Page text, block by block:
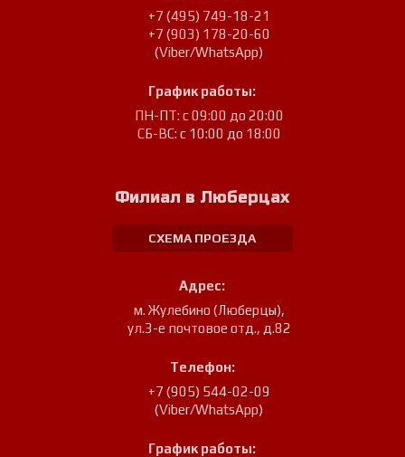
+7 (495) 749-18-21
+7 (903) 178-20-60
(Viber/WhatsApp)
График работы:
ПН-ПТ: с 09:00 до 20:00
СБ-ВС: с 10:00 до 18:00
Филиал в Люберцах
СХЕМА ПРОЕЗДА
Адрес:
м. Жулебино (Люберцы),
ул.3-е почтовое отд., д.82
Телефон:
+7 (905) 544-02-09
(Viber/WhatsApp)
График работы: